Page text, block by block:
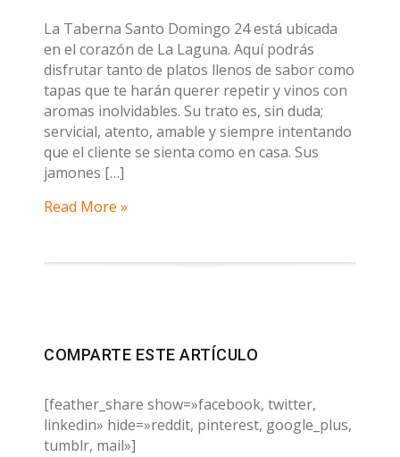
La Taberna Santo Domingo 24 está ubicada
en el corazón de La Laguna. Aquí podrás
disfrutar tanto de platos llenos de sabor como
tapas que te harán querer repetir y vinos con
aromas inolvidables. Su trato es, sin duda;
servicial, atento, amable y siempre intentando
que el cliente se sienta como en casa. Sus
jamones […]
Read More »
COMPARTE ESTE ARTÍCULO
[feather_share show=»facebook, twitter,
linkedin» hide=»reddit, pinterest, google_plus,
tumblr, mail»]